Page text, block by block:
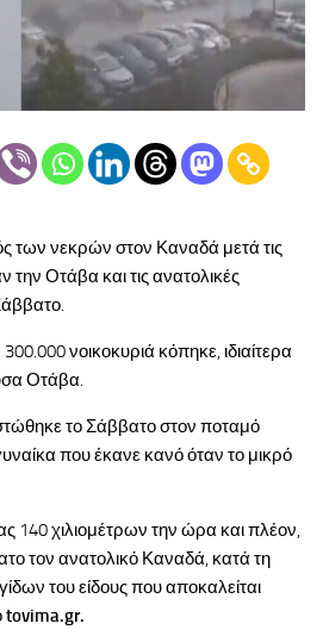
των νεκρών στον Καναδά μετά τις
Οτάβα και τις ανατολικές
νοικοκυριά κόπηκε, ιδιαίτερα
Οτάβα.
το Σάββατο στον ποταμό
που έκανε κανό όταν το μικρό
140 χιλιομέτρων την ώρα και πλέον,
τον ανατολικό Καναδά, κατά τη
του είδους που αποκαλείται
tovima.gr.